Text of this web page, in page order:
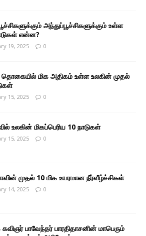
அந்துப்பூச்சிகளுக்கும் உள்ள
என்ன?
19, 2025 0
மிக அதிகம் உள்ள உலகின் முதல்
15, 2025 0
உலகின் மிகப்பெரிய 10 நாடுகள்
15, 2025 0
முதல் 10 மிக உயரமான நீர்வீழ்ச்சிகள்
14, 2025 0
கவிஞர் பாவேந்தர் பாரதிதாசனின் மாபெரும்